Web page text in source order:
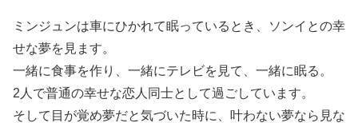
ミンジュンは車にひかれて眠っているとき、ソンイとの幸
せな夢を見ます。
一緒に食事を作り、一緒にテレビを見て、一緒に眠る。
2人で普通の幸せな恋人同士として過ごしています。
そして目が覚め夢だと気づいた時に、叶わない夢なら見な